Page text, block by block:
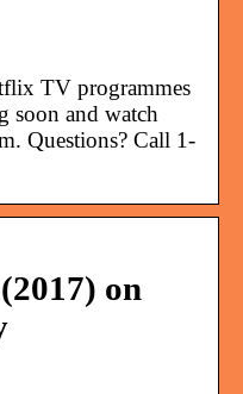
TV programmes
soon and watch
Questions? Call 1-
on